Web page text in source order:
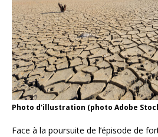
Photo d'illustration (photo Adobe
Face à la poursuite de l’épisode de